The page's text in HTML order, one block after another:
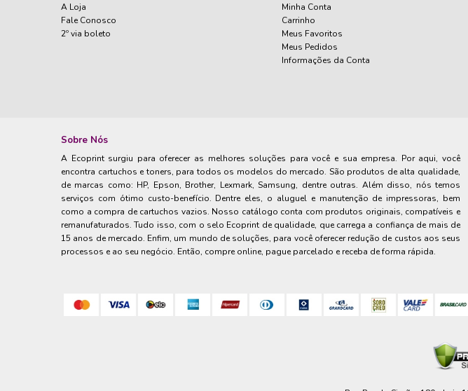
A Loja
Fale Conosco
2º via boleto
Minha Conta
Carrinho
Meus Favoritos
Meus Pedidos
Informações da Conta
Sobre Nós
A Ecoprint surgiu para oferecer as melhores soluções para você e sua empresa. Por aqui, você
encontra cartuchos e toners, para todos os modelos do mercado. São produtos de alta qualidade,
de marcas como: HP, Epson, Brother, Lexmark, Samsung, dentre outras. Além disso, nós temos
serviços com ótimo custo-benefício. Dentre eles, o aluguel e manutenção de impressoras, bem
como a compra de cartuchos vazios. Nosso catálogo conta com produtos originais, compatíveis e
remanufaturados. Tudo isso, com o selo Ecoprint de qualidade, que carrega a confiança de mais de
15 anos de mercado. Enfim, um mundo de soluções, para você oferecer redução de custos aos seus
processos e ao seu negócio. Então, compre online, pague parcelado e receba de forma rápida.